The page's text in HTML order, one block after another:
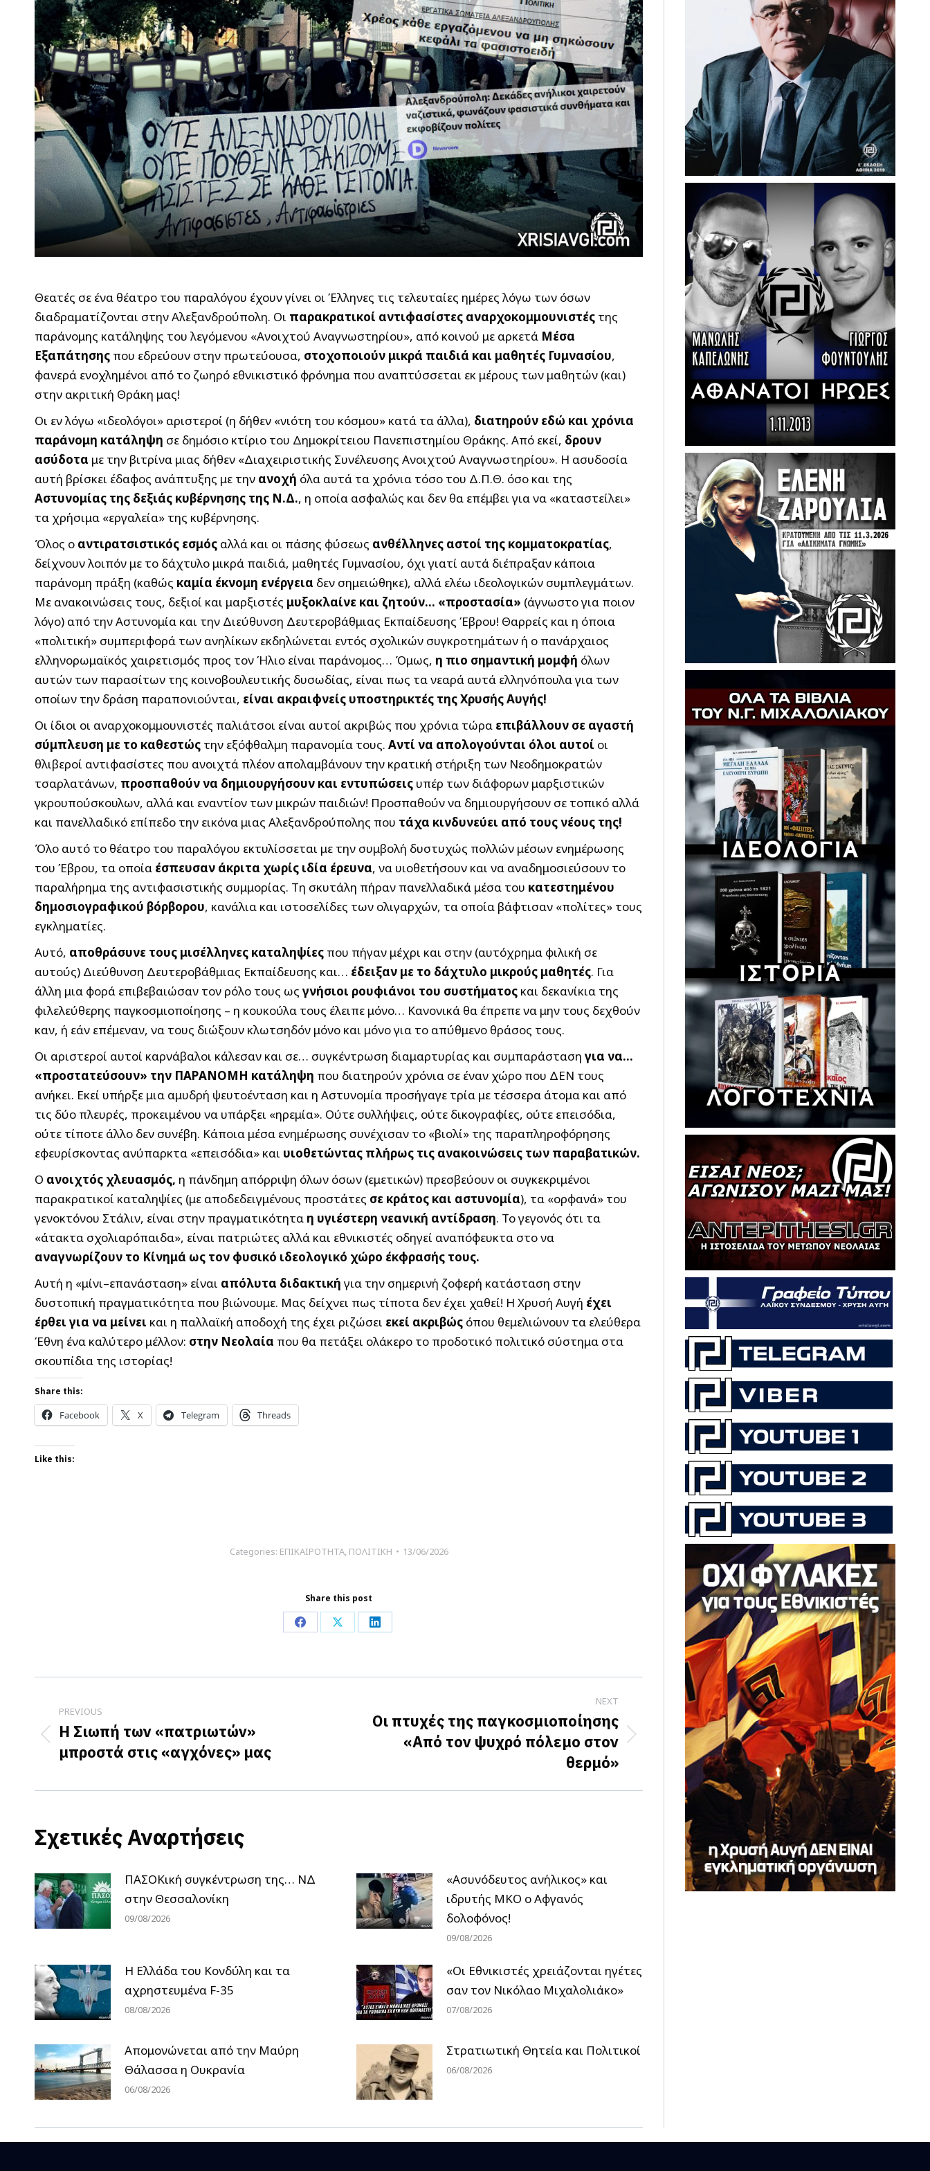
Θεατές σε ένα θέατρο του παραλόγου έχουν γίνει οι Έλληνες τις τελευταίες ημέρες λόγω των όσων
διαδραματίζονται στην Αλεξανδρούπολη. Οι παρακρατικοί αντιφασίστες αναρχοκομμουνιστές της
παράνομης κατάληψης του λεγόμενου «Ανοιχτού Αναγνωστηρίου», από κοινού με αρκετά Μέσα
Εξαπάτησης που εδρεύουν στην πρωτεύουσα, στοχοποιούν μικρά παιδιά και μαθητές Γυμνασίου,
φανερά ενοχλημένοι από το ζωηρό εθνικιστικό φρόνημα που αναπτύσσεται εκ μέρους των μαθητών (και)
στην ακριτική Θράκη μας!
Οι εν λόγω «ιδεολόγοι» αριστεροί (η δήθεν «νιότη του κόσμου» κατά τα άλλα), διατηρούν εδώ και χρόνια
παράνομη κατάληψη σε δημόσιο κτίριο του Δημοκρίτειου Πανεπιστημίου Θράκης. Από εκεί, δρουν
ασύδοτα με την βιτρίνα μιας δήθεν «Διαχειριστικής Συνέλευσης Ανοιχτού Αναγνωστηρίου». Η ασυδοσία
αυτή βρίσκει έδαφος ανάπτυξης με την ανοχή όλα αυτά τα χρόνια τόσο του Δ.Π.Θ. όσο και της
Αστυνομίας της δεξιάς κυβέρνησης της Ν.Δ., η οποία ασφαλώς και δεν θα επέμβει για να «καταστείλει»
τα χρήσιμα «εργαλεία» της κυβέρνησης.
Όλος ο αντιρατσιστικός εσμός αλλά και οι πάσης φύσεως ανθέλληνες αστοί της κομματοκρατίας,
δείχνουν λοιπόν με το δάχτυλο μικρά παιδιά, μαθητές Γυμνασίου, όχι γιατί αυτά διέπραξαν κάποια
παράνομη πράξη (καθώς καμία έκνομη ενέργεια δεν σημειώθηκε), αλλά ελέω ιδεολογικών συμπλεγμάτων.
Με ανακοινώσεις τους, δεξιοί και μαρξιστές μυξοκλαίνε και ζητούν… «προστασία» (άγνωστο για ποιον
λόγο) από την Αστυνομία και την Διεύθυνση Δευτεροβάθμιας Εκπαίδευσης Έβρου! Θαρρείς και η όποια
«πολιτική» συμπεριφορά των ανηλίκων εκδηλώνεται εντός σχολικών συγκροτημάτων ή ο πανάρχαιος
ελληνορωμαϊκός χαιρετισμός προς τον Ήλιο είναι παράνομος… Όμως, η πιο σημαντική μομφή όλων
αυτών των παρασίτων της κοινοβουλευτικής δυσωδίας, είναι πως τα νεαρά αυτά ελληνόπουλα για των
οποίων την δράση παραπονιούνται, είναι ακραιφνείς υποστηρικτές της Χρυσής Αυγής!
Οι ίδιοι οι αναρχοκομμουνιστές παλιάτσοι είναι αυτοί ακριβώς που χρόνια τώρα επιβάλλουν σε αγαστή
σύμπλευση με το καθεστώς την εξόφθαλμη παρανομία τους. Αντί να απολογούνται όλοι αυτοί οι
θλιβεροί αντιφασίστες που ανοιχτά πλέον απολαμβάνουν την κρατική στήριξη των Νεοδημοκρατών
τσαρλατάνων, προσπαθούν να δημιουργήσουν και εντυπώσεις υπέρ των διάφορων μαρξιστικών
γκρουπούσκουλων, αλλά και εναντίον των μικρών παιδιών! Προσπαθούν να δημιουργήσουν σε τοπικό αλλά
και πανελλαδικό επίπεδο την εικόνα μιας Αλεξανδρούπολης που τάχα κινδυνεύει από τους νέους της!
Όλο αυτό το θέατρο του παραλόγου εκτυλίσσεται με την συμβολή δυστυχώς πολλών μέσων ενημέρωσης
του Έβρου, τα οποία έσπευσαν άκριτα χωρίς ιδία έρευνα, να υιοθετήσουν και να αναδημοσιεύσουν το
παραλήρημα της αντιφασιστικής συμμορίας. Τη σκυτάλη πήραν πανελλαδικά μέσα του κατεστημένου
δημοσιογραφικού βόρβορου, κανάλια και ιστοσελίδες των ολιγαρχών, τα οποία βάφτισαν «πολίτες» τους
εγκληματίες.
Αυτό, αποθράσυνε τους μισέλληνες καταληψίες που πήγαν μέχρι και στην (αυτόχρημα φιλική σε
αυτούς) Διεύθυνση Δευτεροβάθμιας Εκπαίδευσης και… έδειξαν με το δάχτυλο μικρούς μαθητές. Για
άλλη μια φορά επιβεβαιώσαν τον ρόλο τους ως γνήσιοι ρουφιάνοι του συστήματος και δεκανίκια της
φιλελεύθερης παγκοσμιοποίησης – η κουκούλα τους έλειπε μόνο… Κανονικά θα έπρεπε να μην τους δεχθούν
καν, ή εάν επέμεναν, να τους διώξουν κλωτσηδόν μόνο και μόνο για το απύθμενο θράσος τους.
Οι αριστεροί αυτοί καρνάβαλοι κάλεσαν και σε… συγκέντρωση διαμαρτυρίας και συμπαράσταση για να…
«προστατεύσουν» την ΠΑΡΑΝΟΜΗ κατάληψη που διατηρούν χρόνια σε έναν χώρο που ΔΕΝ τους
ανήκει. Εκεί υπήρξε μια αμυδρή ψευτοένταση και η Αστυνομία προσήγαγε τρία με τέσσερα άτομα και από
τις δύο πλευρές, προκειμένου να υπάρξει «ηρεμία». Ούτε συλλήψεις, ούτε δικογραφίες, ούτε επεισόδια,
ούτε τίποτε άλλο δεν συνέβη. Κάποια μέσα ενημέρωσης συνέχισαν το «βιολί» της παραπληροφόρησης
εφευρίσκοντας ανύπαρκτα «επεισόδια» και υιοθετώντας πλήρως τις ανακοινώσεις των παραβατικών.
Ο ανοιχτός χλευασμός, η πάνδημη απόρριψη όλων όσων (εμετικών) πρεσβεύουν οι συγκεκριμένοι
παρακρατικοί καταληψίες (με αποδεδειγμένους προστάτες σε κράτος και αστυνομία), τα «ορφανά» του
γενοκτόνου Στάλιν, είναι στην πραγματικότητα η υγιέστερη νεανική αντίδραση. Το γεγονός ότι τα
«άτακτα σχολιαρόπαιδα», είναι πατριώτες αλλά και εθνικιστές οδηγεί αναπόφευκτα στο να
αναγνωρίζουν το Κίνημά ως τον φυσικό ιδεολογικό χώρο έκφρασής τους.
Αυτή η «μίνι–επανάσταση» είναι απόλυτα διδακτικήγια την σημερινή ζοφερή κατάσταση στην
δυστοπική πραγματικότητα που βιώνουμε. Μας δείχνει πως τίποτα δεν έχει χαθεί! Η Χρυσή Αυγή έχει
έρθει για να μείνει και η παλλαϊκή αποδοχή της έχει ριζώσει εκεί ακριβώς όπου θεμελιώνουν τα ελεύθερα
Έθνη ένα καλύτερο μέλλον: στην Νεολαία που θα πετάξει ολάκερο το προδοτικό πολιτικό σύστημα στα
σκουπίδια της ιστορίας!
Share this:
Facebook X Telegram Threads
Like this:
Categories: ΕΠΙΚΑΙΡΟΤΗΤΑ, ΠΟΛΙΤΙΚΗ 13/06/2026
Share this post
Share
Facebook
Share
X
Share
LinkedIn
navigation
PREVIOUS
Previous
post:
Η Σιωπή των «πατριωτών»
μπροστά στις «αγχόνες» μας
NEXT
Οι πτυχές της παγκοσμιοποίησης
«Από τον ψυχρό πόλεμο στον
θερμό»
Σχετικές Αναρτήσεις
ΠΑΣΟΚική συγκέντρωση της… ΝΔ
στην Θεσσαλονίκη
09/08/2026
«Ασυνόδευτος ανήλικος» και
ιδρυτής ΜΚΟ ο Αφγανός
δολοφόνος!
09/08/2026
Η Ελλάδα του Κονδύλη και τα
αχρηστευμένα F-35
08/08/2026
«Οι Εθνικιστές χρειάζονται ηγέτες
σαν τον Νικόλαο Μιχαλολιάκο»
07/08/2026
Απομονώνεται από την Μαύρη
Θάλασσα η Ουκρανία
06/08/2026
Στρατιωτική Θητεία και Πολιτικοί
06/08/2026